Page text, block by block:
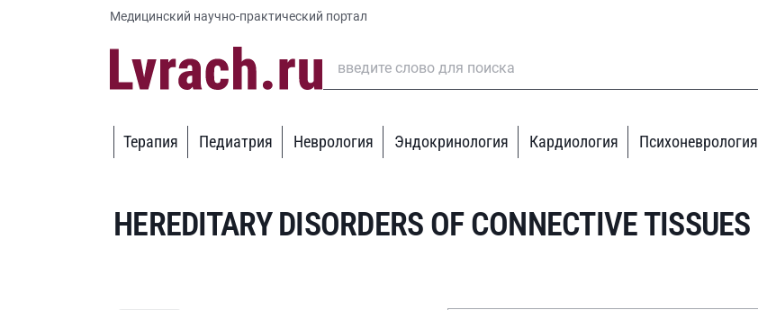
Медицинский научно-практический портал
Терапия Педиатрия Неврология Эндокринология Кардиология Психоневрология
HEREDITARY DISORDERS OF CONNECTIVE TISSUES